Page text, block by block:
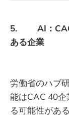
5. AI：
ある企業
労働省のハブ
能はCAC 40
る可能性があ